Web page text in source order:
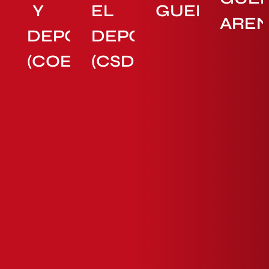
Y
DEPORTE
(COE)
EL
DEPORTE
(CSD)
GUERRERAS